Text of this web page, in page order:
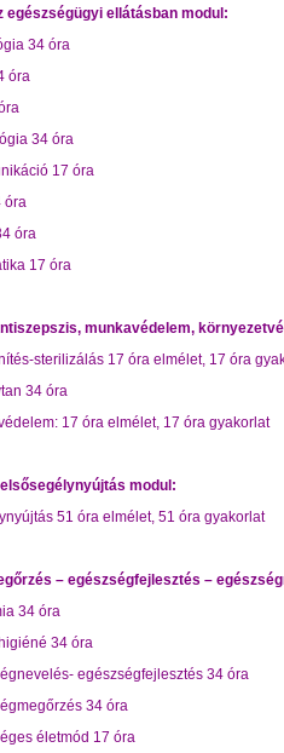
egészségügyi ellátásban modul:
34 óra
óra
34 óra
17 óra
óra
óra
17 óra
munkavédelem,
sterilizálás 17 óra elmélet, 17 óra
34 óra
17 óra elmélet, 17 óra gyakorlat
modul:
51 óra elmélet, 51 óra gyakorlat
– egészségfejlesztés –
34 óra
34 óra
egészségfejlesztés 34 óra
34 óra
életmód 17 óra